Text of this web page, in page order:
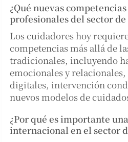
¿Qué nuevas
profesionales del sector de
Los cuidadores hoy
competencias más allá de
tradicionales, incluyendo
emocionales y
digitales, intervención
nuevos modelos de
¿Por qué es importante
internacional en el sector